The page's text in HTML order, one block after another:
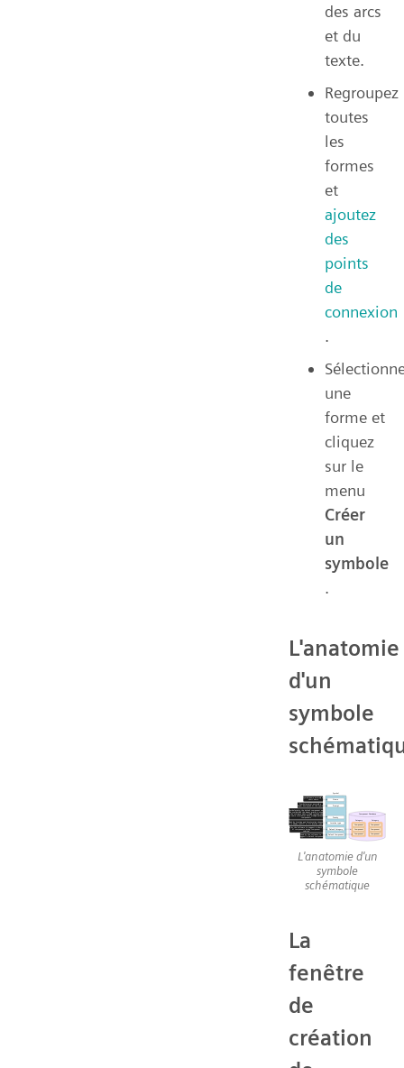
des arcs
et du
texte.
Regroupez
toutes
les
formes
et
ajoutez
des
points
de
connexion
.
une
forme et
cliquez
sur le
menu
Créer
un
symbole
.
L'anatomie
d'un
symbole
L'anatomie d'un
symbole
schématique
La
fenêtre
de
création